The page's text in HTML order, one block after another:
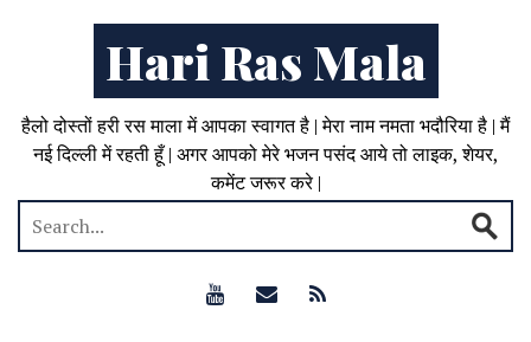
Hari Ras Mala
हैलो दोस्तों हरी रस माला में आपका स्वागत है | मेरा नाम नमता भदौरिया है | मैं
नई दिल्ली में रहती हूँ | अगर आपको मेरे भजन पसंद आये तो लाइक, शेयर,
कमेंट जरूर करे |